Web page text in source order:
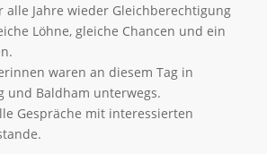
alle Jahre wieder Gleichberechtigung
Löhne, gleiche Chancen und ein
waren an diesem Tag in
und Baldham unterwegs.
Gespräche mit interessierten